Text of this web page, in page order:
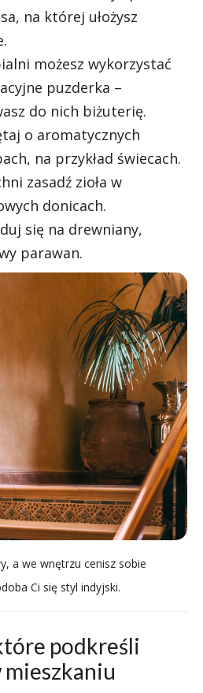
na której ułożysz
możesz wykorzystać
puzderka –
do nich biżuterię.
o aromatycznych
na przykład świecach.
zasadź zioła w
donicach.
się na drewniany,
parawan.
a we wnętrzu cenisz sobie
Ci się styl indyjski.
podkreśli